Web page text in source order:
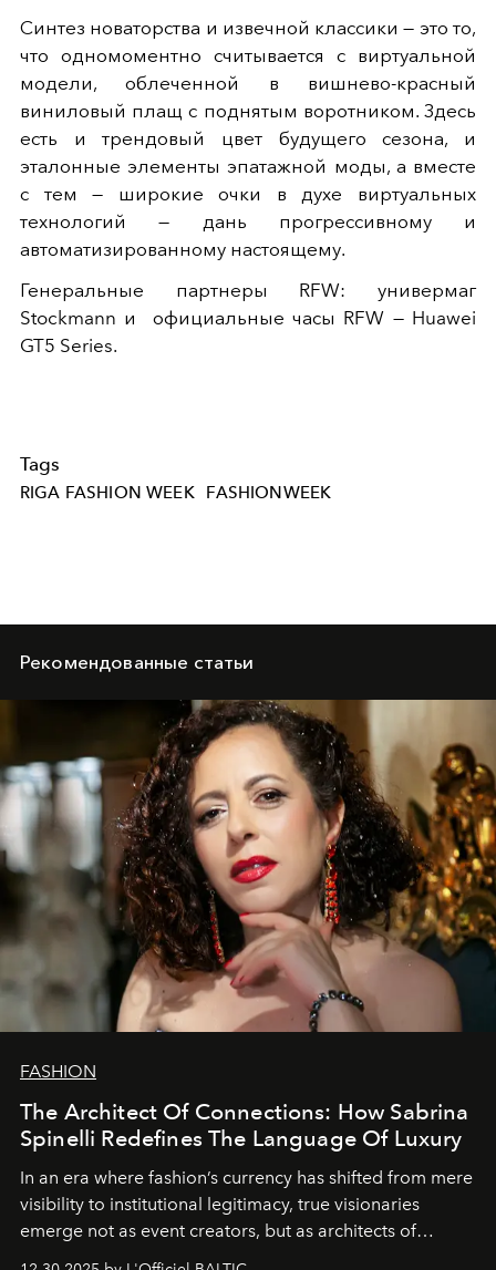
Синтез новаторства и извечной классики — это то,
что одномоментно считывается с виртуальной
модели, облеченной в вишнево-красный
виниловый плащ с поднятым воротником. Здесь
есть и трендовый цвет будущего сезона, и
эталонные элементы эпатажной моды, а вместе
с тем — широкие очки в духе виртуальных
технологий — дань прогрессивному и
автоматизированному настоящему.
Генеральные партнеры RFW: универмаг
Stockmann и официальные часы RFW — Huawei
GT5 Series.
Tags
RIGA FASHION WEEK FASHIONWEEK
Рекомендованные статьи
FASHION
The Architect Of Connections: How Sabrina
Spinelli Redefines The Language Of Luxury
In an era where fashion’s currency has shifted from mere
visibility to institutional legitimacy, true visionaries
emerge not as event creators, but as architects of
ecosystems.
Sabrina Spinelli